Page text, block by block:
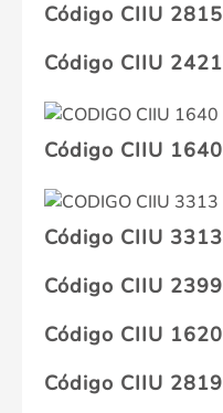
Código CIIU 2815
Código CIIU 2421
Código CIIU 1640
Código CIIU 3313
Código CIIU 2399
Código CIIU 1620
Código CIIU 2819